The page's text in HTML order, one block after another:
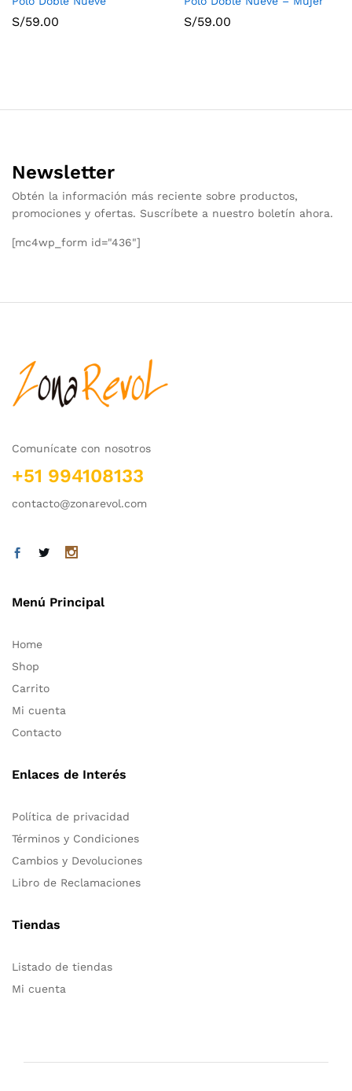
S/59.00 S/59.00
Newsletter
Obtén la información más reciente sobre productos,
promociones y ofertas. Suscríbete a nuestro boletín ahora.
[mc4wp_form id="436"]
Comunícate con nosotros
+51 994108133
contacto@zonarevol.com
Menú Principal
Home
Shop
Carrito
Mi cuenta
Contacto
Enlaces de Interés
Política de privacidad
Términos y Condiciones
Cambios y Devoluciones
Libro de Reclamaciones
Tiendas
Listado de tiendas
Mi cuenta